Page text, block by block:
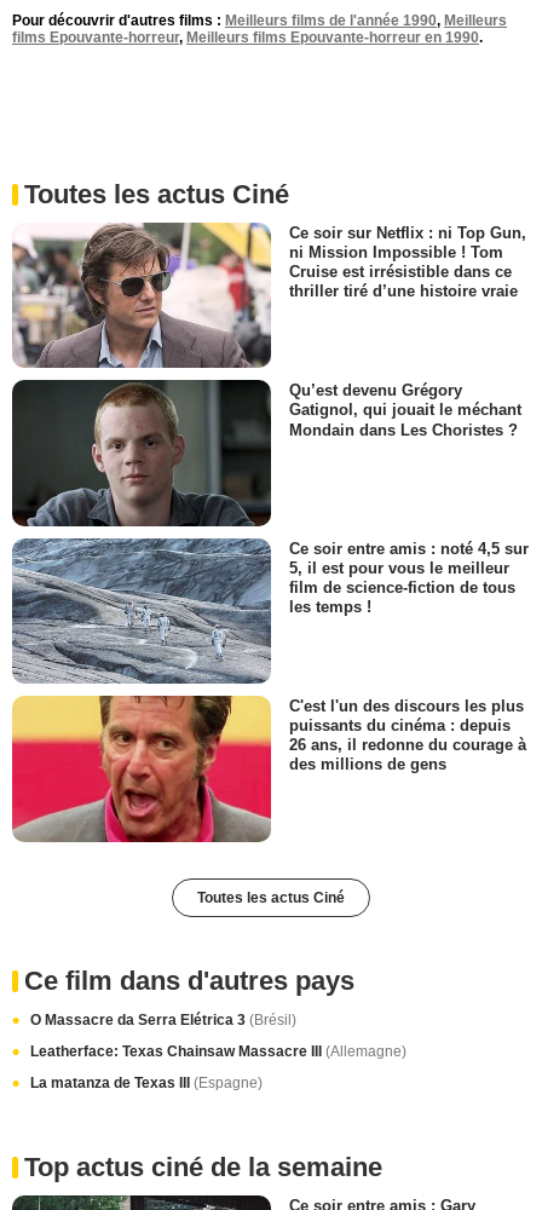
Pour découvrir d'autres films : Meilleurs films de l'année 1990, Meilleurs
films Epouvante-horreur, Meilleurs films Epouvante-horreur en 1990.
Toutes les actus Ciné
Ce soir sur Netflix : ni Top Gun,
ni Mission Impossible ! Tom
Cruise est irrésistible dans ce
thriller tiré d’une histoire vraie
Qu’est devenu Grégory
Gatignol, qui jouait le méchant
Mondain dans Les Choristes ?
Ce soir entre amis : noté 4,5 sur
5, il est pour vous le meilleur
film de science-fiction de tous
les temps !
C'est l'un des discours les plus
puissants du cinéma : depuis
26 ans, il redonne du courage à
des millions de gens
Toutes les actus Ciné
Ce film dans d'autres pays
O Massacre da Serra Elétrica 3 (Brésil)
Leatherface: Texas Chainsaw Massacre III (Allemagne)
La matanza de Texas III (Espagne)
Top actus ciné de la semaine
Ce soir entre amis : Gary